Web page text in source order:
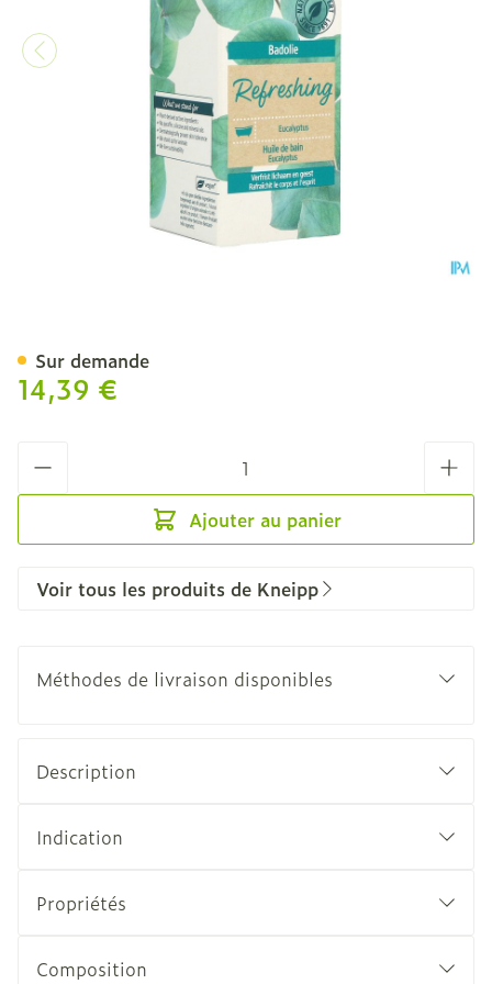
14,39 €
Ajouter au panier
Sur demande
Voir tous les produits de Kneipp
Méthodes de livraison disponibles
Description
Indication
Propriétés
Composition